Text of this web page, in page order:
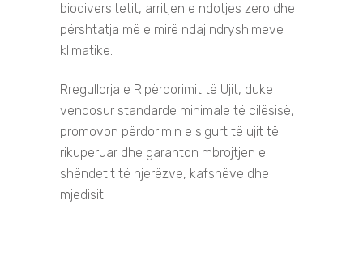
biodiversitetit, arritjen e ndotjes zero dhe
përshtatja më e mirë ndaj ndryshimeve
klimatike.
Rregullorja e Ripërdorimit të Ujit, duke
vendosur standarde minimale të cilësisë,
promovon përdorimin e sigurt të ujit të
rikuperuar dhe garanton mbrojtjen e
shëndetit të njerëzve, kafshëve dhe
mjedisit.